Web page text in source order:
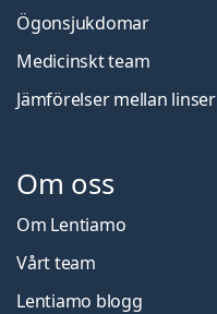
Ögonsjukdomar
Medicinskt team
Jämförelser mellan linser
Om oss
Om Lentiamo
Vårt team
Lentiamo blogg